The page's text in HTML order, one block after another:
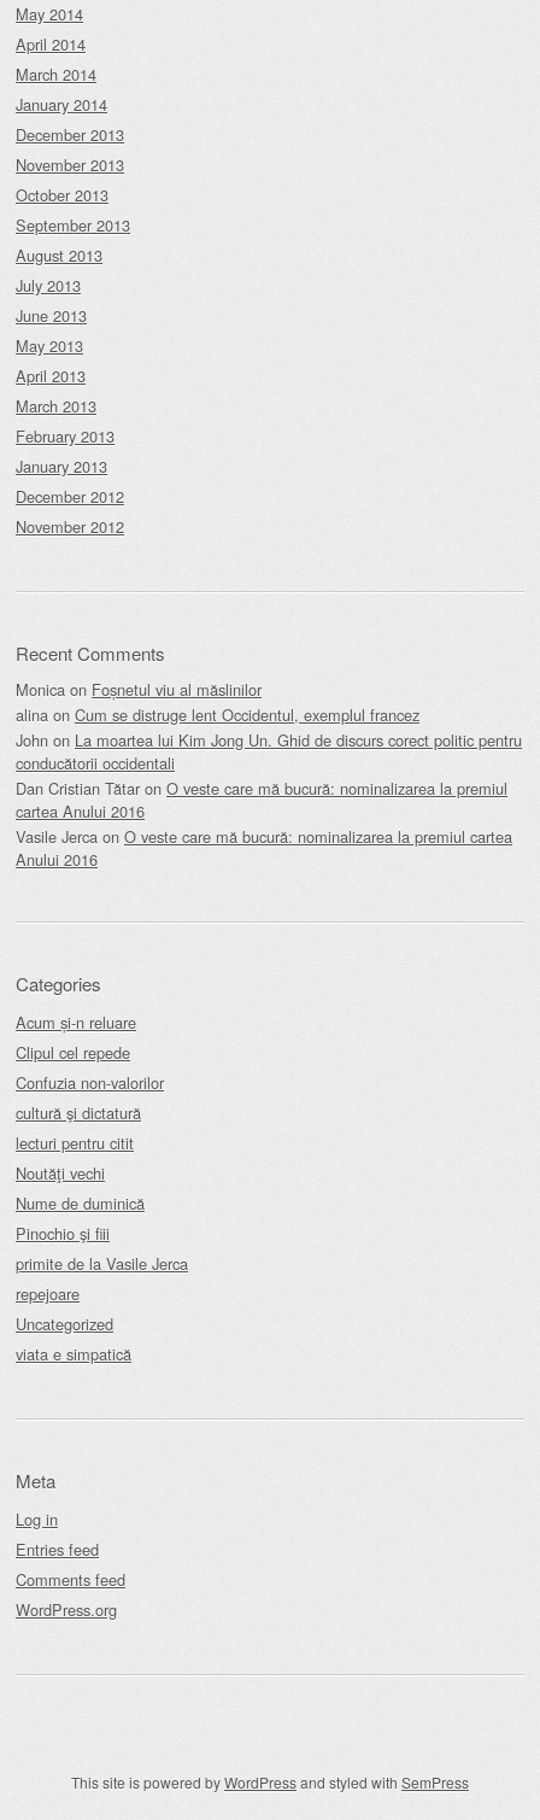
May 2014
April 2014
March 2014
January 2014
December 2013
November 2013
October 2013
September 2013
August 2013
July 2013
June 2013
May 2013
April 2013
March 2013
February 2013
January 2013
December 2012
November 2012
Recent Comments
Monica on Foșnetul viu al măslinilor
alina on Cum se distruge lent Occidentul, exemplul francez
John on La moartea lui Kim Jong Un. Ghid de discurs corect politic pentru
conducătorii occidentali
Dan Cristian Tătar on O veste care mă bucură: nominalizarea la premiul
cartea Anului 2016
Vasile Jerca on O veste care mă bucură: nominalizarea la premiul cartea
Anului 2016
Categories
Acum și-n reluare
Clipul cel repede
Confuzia non-valorilor
cultură şi dictatură
lecturi pentru citit
Noutăţi vechi
Nume de duminică
Pinochio şi fiii
primite de la Vasile Jerca
repejoare
Uncategorized
viata e simpatică
Meta
Log in
Entries feed
Comments feed
WordPress.org
This site is powered byWordPressand styled with SemPress